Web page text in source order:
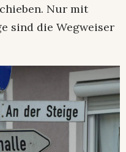
Nur mit
sind die Wegweiser